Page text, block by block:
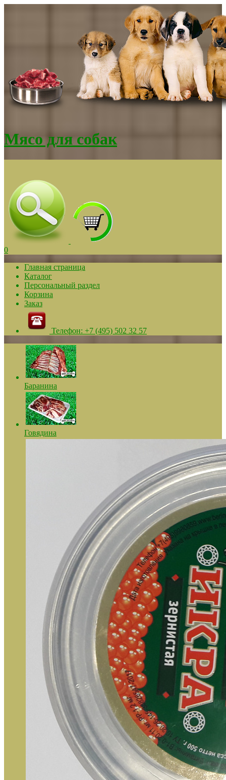
Мясо для собак
0
Главная страница
Каталог
Персональный раздел
Корзина
Заказ
Телефон: +7 (495) 502 ­32 57
Баранина
Говядина